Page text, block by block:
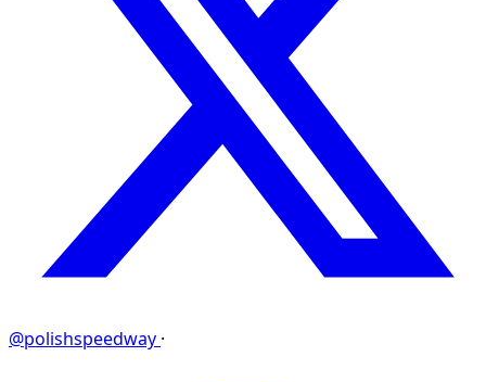
@polishspeedway ·